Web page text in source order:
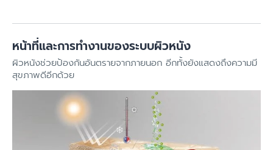
หน้าที่และการทำงานของระบบผิวหนัง
ผิวหนังช่วยป้องกันอันตรายจากภายนอก อีกทั้งยังแสดงถึงความมี
สุขภาพดีอีกด้วย